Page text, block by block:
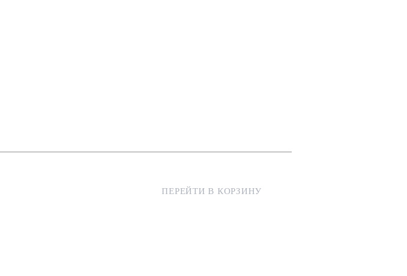
ПЕРЕЙТИ В КОРЗИНУ